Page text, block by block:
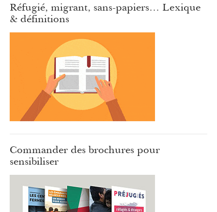
Réfugié, migrant, sans-papiers… Lexique
& définitions
Commander des brochures pour
sensibiliser